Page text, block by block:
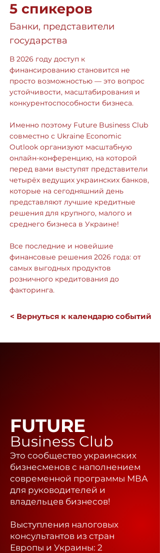
5 спикеров
Банки, представители
государства
В 2026 году доступ к
финансированию становится не
просто возможностью — это вопрос
устойчивости, масштабирования и
конкурентоспособности бизнеса.
Именно поэтому Future Business Club
совместно с Ukraine Economic
Outlook организуют масштабную
онлайн-конференцию, на которой
перед вами выступят представители
четырёх ведущих украинских банков,
которые на сегодняшний день
представляют лучшие кредитные
решения для крупного, малого и
среднего бизнеса в Украине!
Все последние и новейшие
финансовые решения 2026 года: от
самых выгодных продуктов
розничного кредитования до
факторинга.
< Вернуться к календарю событий
FUTURE
Business Club
Это сообщество украинских
бизнесменов с наполнением
современной программы МВА
для руководителей и
владельцев бизнесов!
Выступления налоговых
консультантов из стран
Европы и Украины: 2